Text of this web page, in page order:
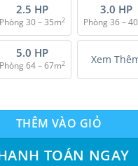
là:
₫
2.5 HP
Phòng 30 – 35m2
3.0 HP
Phòng 36 –
5.0 HP
Phòng 64 – 67m2 Xem
Heavy SCM80ZM-S
THÊM VÀO GIỎ
TOÁN NGAY